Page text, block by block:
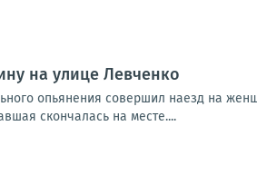
на улице Левченко
опьянения совершил наезд на
скончалась на месте....